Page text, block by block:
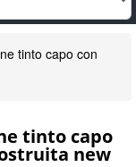
tinto capo con
tinto capo
new